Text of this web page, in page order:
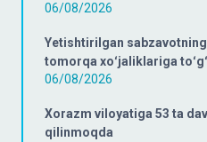
06/08/2026
Yetishtirilgan
tomorqa xoʻjaliklariga
06/08/2026
Xorazm viloyatiga 53 ta
qilinmoqda